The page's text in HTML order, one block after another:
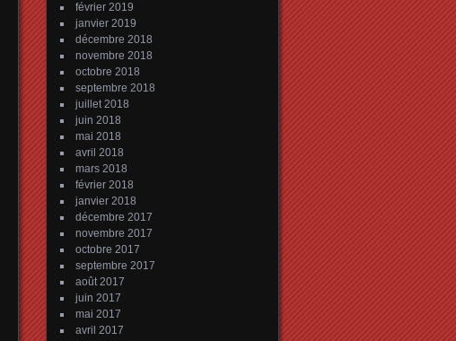
février 2019
janvier 2019
décembre 2018
novembre 2018
octobre 2018
septembre 2018
juillet 2018
juin 2018
mai 2018
avril 2018
mars 2018
février 2018
janvier 2018
décembre 2017
novembre 2017
octobre 2017
septembre 2017
août 2017
juin 2017
mai 2017
avril 2017